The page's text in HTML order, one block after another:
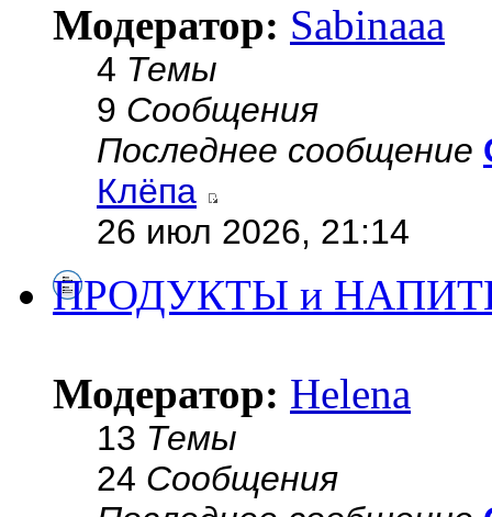
Модератор: Sabinaaa
4 Темы
9 Сообщения
Последнее сообщение
Клёпа
26 июл 2026, 21:14
ПРОДУКТЫ и
Модератор: Helena
13 Темы
24 Сообщения